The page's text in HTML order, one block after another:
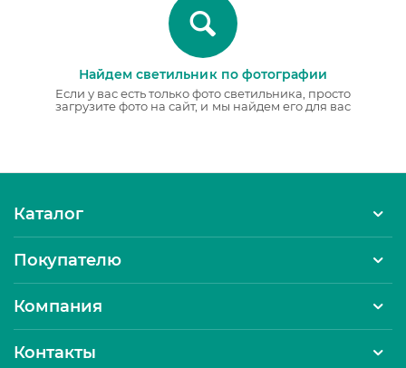
Найдем светильник по фотографии
Если у вас есть только фото светильника, просто
загрузите фото на сайт, и мы найдем его для вас
Каталог
Покупателю
Компания
Контакты